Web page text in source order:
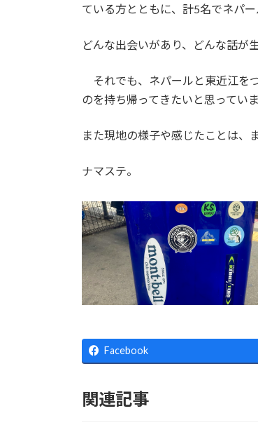
ている方とともに、計5名でネパー
どんな出会いがあり、どんな話が
それでも、ネパールと東近江を
のを持ち帰ってきたいと思っていま
また現地の様子や感じたことは、
ナマステ。
Facebook
関連記事